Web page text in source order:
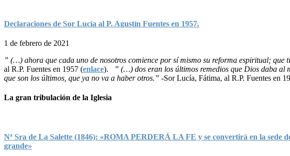
Declaraciones de Sor Lucía al P. Agustín Fuentes en 1957.
1 de febrero de 2021
” (…) ahora que cada uno de nosotros comience por sí mismo su reforma espiritual;
al R.P. Fuentes en 1957 (enlace).
” (…) dos eran los últimos remedios que Dios daba al
que son los últimos, que ya no va a haber otros.” -Sor Lucía, Fátima, al R.P. Fuentes en
La gran tribulación de la Iglesia
Nª Sra de La Salette (1846): «ROMA PERDERÁ LA FE y se convertirá en la sede
grande»